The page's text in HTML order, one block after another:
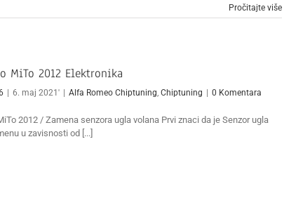
Pročitajte više
MiTo 2012 Elektronika
6. maj 2021' Alfa Romeo Chiptuning,Chiptuning 0 Komentara
2012 / Zamena senzora ugla volana Prvi znaci da je Senzor ugla
u zavisnosti od [...]